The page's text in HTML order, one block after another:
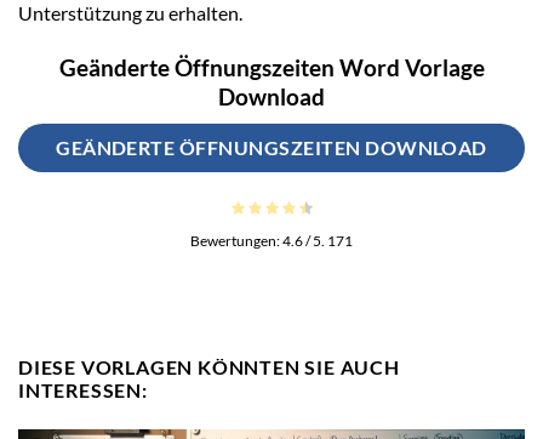
Unterstützung zu erhalten.
Geänderte Öffnungszeiten Word Vorlage
Download
GEÄNDERTE ÖFFNUNGSZEITEN DOWNLOAD
Bewertungen:4.6/ 5. 171
DIESE VORLAGEN KÖNNTEN SIE AUCH
INTERESSEN: